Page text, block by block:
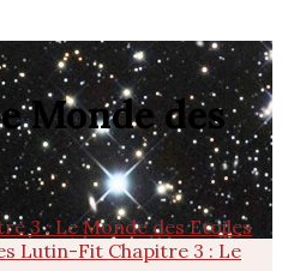
Monde des
3 : Le Monde des Etoiles
Lutin-Fit Chapitre 3 : Le